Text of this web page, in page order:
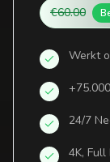
€60.00
Werkt
24/7
4K,